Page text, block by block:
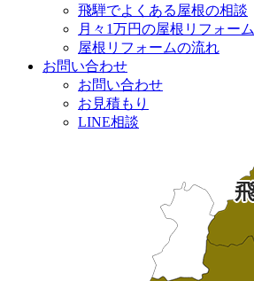
飛騨でよくある屋根の相談
月々1万円の屋根リフォーム
屋根リフォームの流れ
お問い合わせ
お問い合わせ
お見積もり
LINE相談